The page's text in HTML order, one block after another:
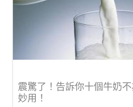
震驚了！告訴你十個牛奶
妙用！